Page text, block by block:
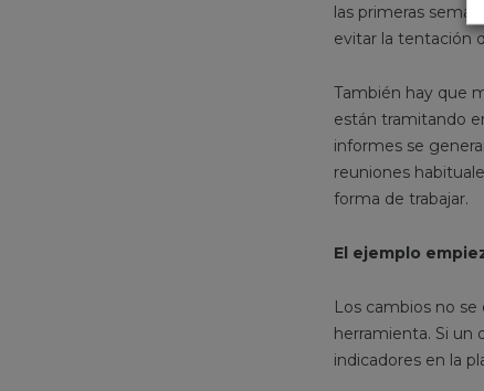
las primeras
evitar la tentación
También hay que
están tramitando
informes se
reuniones
forma de trabajar.
El ejemplo
Los cambios no
herramienta. Si un
indicadores en la